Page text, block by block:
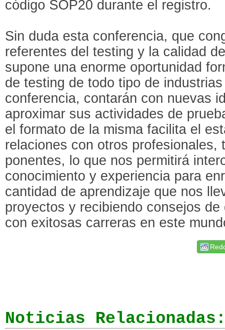
código SOP20 durante el registro.
Sin duda esta conferencia, que
referentes del testing y la calidad
supone una enorme oportunidad
de testing de todo tipo de
conferencia, contarán con nuevas
aproximar sus actividades de
el formato de la misma facilita el
relaciones con otros profesionales,
ponentes, lo que nos permitirá
conocimiento y experiencia para
cantidad de aprendizaje que nos
proyectos y recibiendo consejos
con exitosas carreras en este
Noticias